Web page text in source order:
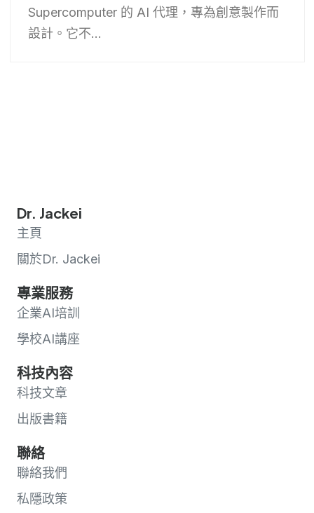
Supercomputer 的 AI 代理，專為創意製作而
設計。它不...
Dr. Jackei
主頁
關於Dr. Jackei
專業服務
企業AI培訓
學校AI講座
科技內容
科技文章
出版書籍
聯絡
聯絡我們
私隱政策